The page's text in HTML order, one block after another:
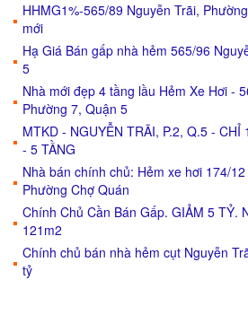
HHMG1%-565/89 Nguyễn Trãi,
mới
Hạ Giá Bán gấp nhà hẻm 565/96
5
Nhà mới đẹp 4 tầng lầu Hẻm Xe Hơi -
Phường 7, Quận 5
MTKD - NGUYỄN TRÃI, P.2, Q.5 - CHỈ
- 5 TẦNG
Nhà bán chính chủ: Hẻm xe hơi 174/
Phường Chợ Quán
Chính Chủ Cần Bán Gấp. GIẢM 5 TỶ.
121m2
Chính chủ bán nhà hẻm cụt Nguyễn
tỷ